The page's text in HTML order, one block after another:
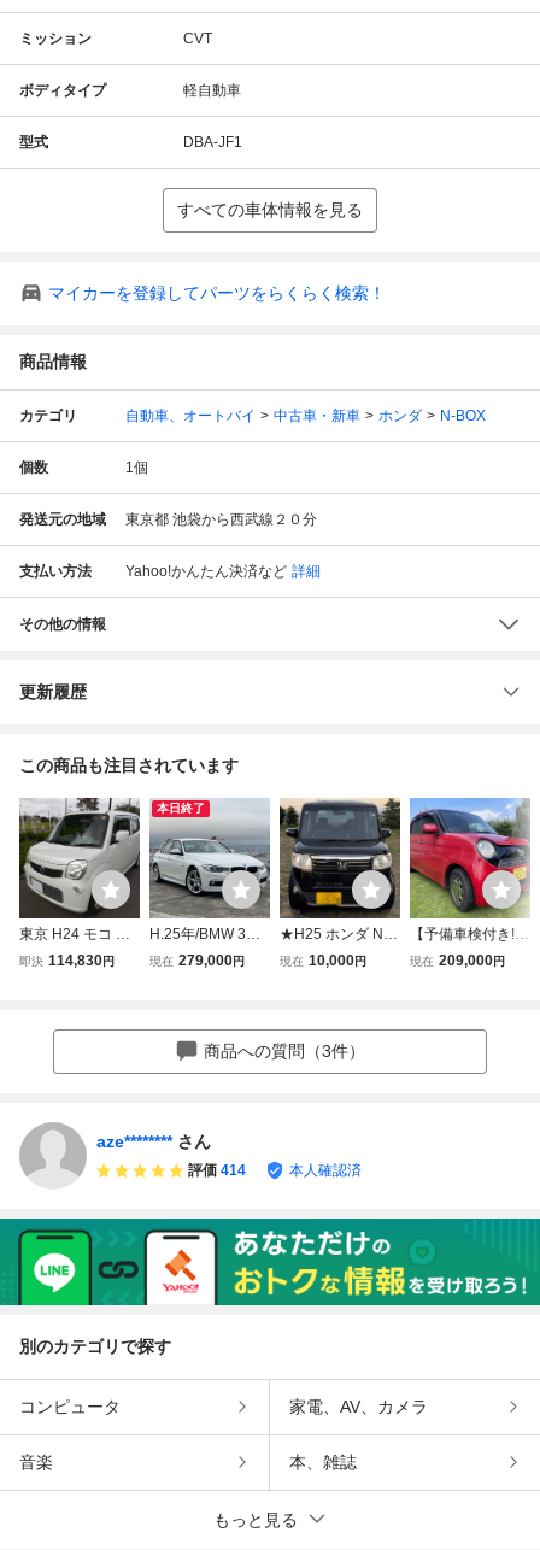
ミッション CVT
ボディタイプ 軽自動車
型式 DBA-JF1
すべての車体情報を見る
マイカーを登録してパーツをらくらく検索！
商品情報
カテゴリ 自動車、オートバイ 中古車・新車 ホンダ N-BOX
個数 1個
発送元の地域 東京都 池袋から西武線２０分
支払い方法 Yahoo!かんたん決済など 詳細
その他の情報
更新履歴
この商品も注目されています
東京 H24 モコ Ｓ
MG33S Ｓアイド
即決 114,830円
本日終了
H.25年/BMW 3シ
リーズ【320i Mス
etooth/パドルシフ
ト/内外装超綺麗/
現在 279,000円
★H25 ホンダ N-B
OX G SSパッケー
★
現在 10,000円
【予備車検付き!】
★H25年式 N‐O
現在 209,000円
商品への質問（3件）
aze******** さん
評価 414 本人確認済
別のカテゴリで探す
コンピュータ 家電、AV、カメラ
音楽 本、雑誌
もっと見る